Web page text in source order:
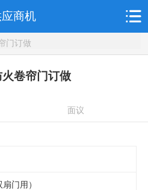
商机
门订做
卷帘门订做
面议
门用）